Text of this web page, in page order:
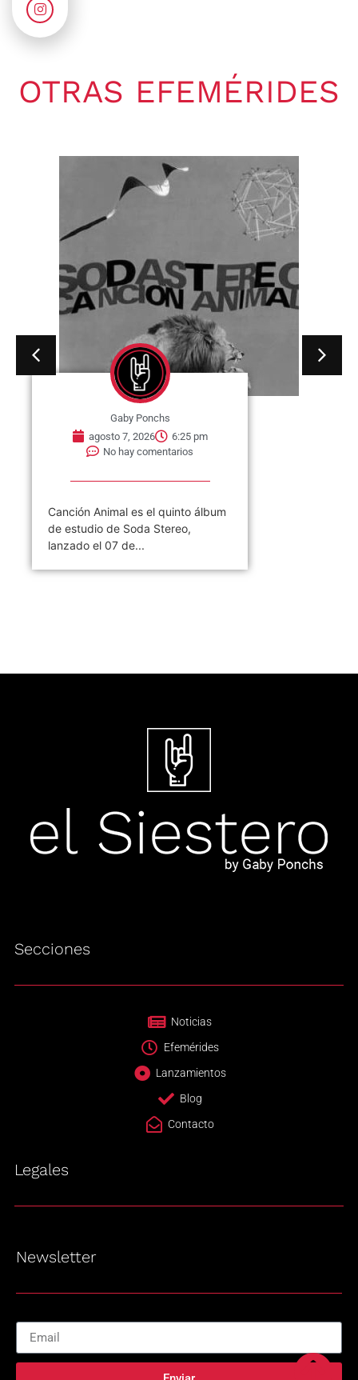
OTRAS EFEMÉRIDES
Gaby Ponchs
agosto 7, 2026
6:25 pm
No hay comentarios
Canción Animal es el quinto álbum
de estudio de Soda Stereo,
lanzado el 07 de...
Secciones
Noticias
Efemérides
Lanzamientos
Blog
Contacto
Legales
Newsletter